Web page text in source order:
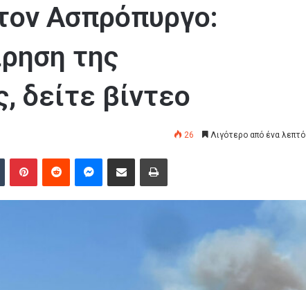
Ασπρόπυργο:
της
δείτε βίντεο
26 Λιγότερο από ένα λεπτό